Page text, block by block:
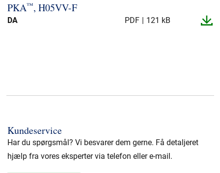
PKA™, H05VV-​F
DA PDF 121 kB
Kundeservice
Har du spørgsmål? Vi besvarer dem gerne. Få detaljeret
hjælp fra vores eksperter via telefon eller e-mail.